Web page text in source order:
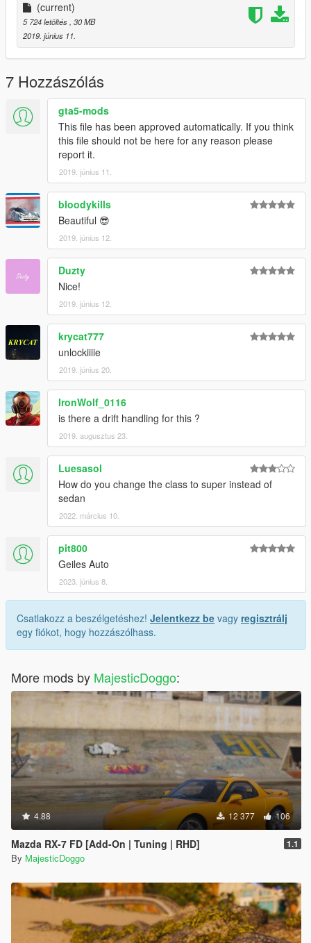
(current)
5 724 letöltés , 30 MB
2019. június 11.
7 Hozzászólás
gta5-mods
This file has been approved automatically. If you think
this file should not be here for any reason please
report it.
2019. június 11.
bloodykills
Beautiful 😎
2019. június 12.
Duzty
Nice!
2019. június 12.
krycat777
unlockiiiie
2019. június 20.
IronWolf_0116
is there a drift handling for this ?
2019. augusztus 23.
Luesasol
How do you change the class to super instead of
sedan
2022. március 10.
pit800
Geiles Auto
2023. június 8.
Csatlakozz a beszélgetéshez! Jelentkezz be vagy regisztrálj
egy fiókot, hogy hozzászólhass.
More mods by MajesticDoggo:
4.88 12 377 106
Mazda RX-7 FD [Add-On | Tuning | RHD] 1.1
By MajesticDoggo